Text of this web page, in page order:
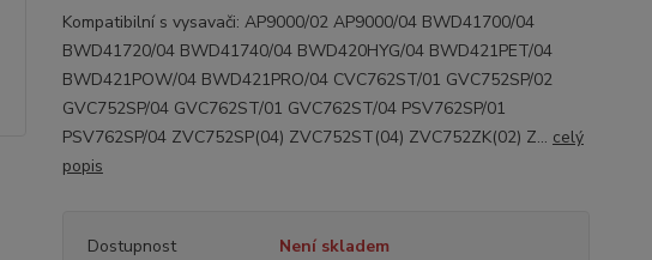
Kompatibilní s vysavači: AP9000/02 AP9000/04 BWD41700/04
BWD41720/04 BWD41740/04 BWD420HYG/04 BWD421PET/04
BWD421POW/04 BWD421PRO/04 CVC762ST/01 GVC752SP/02
GVC752SP/04 GVC762ST/01 GVC762ST/04 PSV762SP/01
PSV762SP/04 ZVC752SP(04) ZVC752ST(04) ZVC752ZK(02) Z... celý
popis
Dostupnost Není skladem